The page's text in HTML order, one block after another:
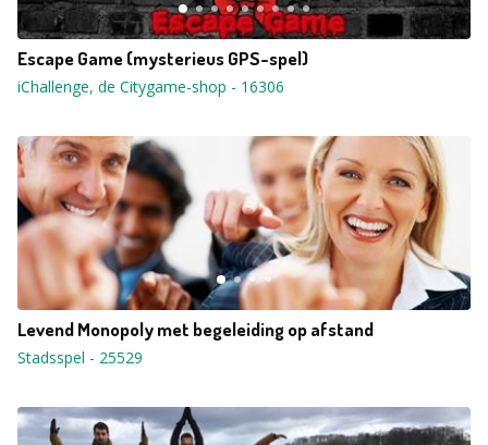
Escape Game (mysterieus GPS-spel)
iChallenge, de Citygame-shop - 16306
Levend Monopoly met begeleiding op afstand
Stadsspel - 25529